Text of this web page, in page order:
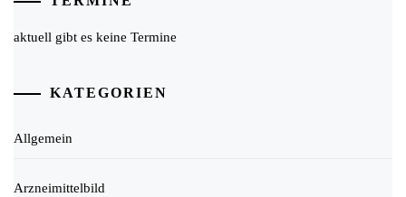
aktuell gibt es keine Termine
KATEGORIEN
Allgemein
Arzneimittelbild